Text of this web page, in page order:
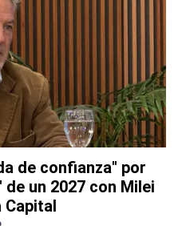
de confianza" por
un 2027 con Milei
Capital